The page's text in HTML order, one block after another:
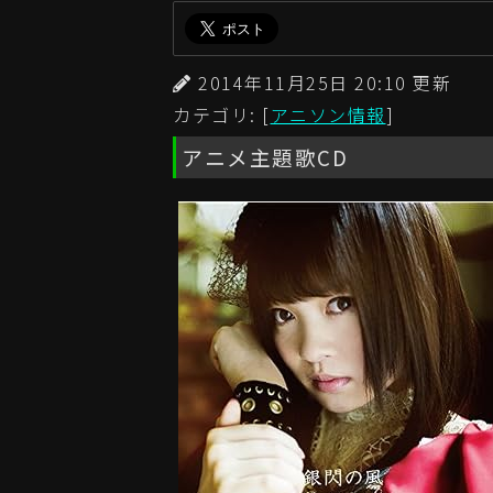
2014年11月25日 20:10 更
カテゴリ: [アニソン情報]
アニメ主題歌CD